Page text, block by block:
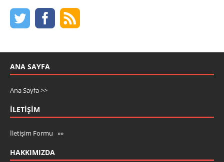
ANA SAYFA
Ana Sayfa >>
İLETIŞIM
İletişim Formu »»
HAKKIMIZDA